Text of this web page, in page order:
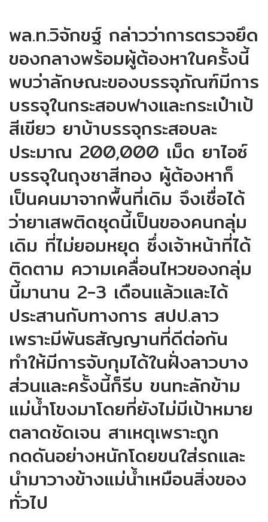
พล.ท.วิจักขฐ์ กล่าวว่าการตรวจยึด
ของกลางพร้อมผู้ต้องหาในครั้งนี้
พบว่าลักษณะของบรรจุภัณฑ์มีการ
บรรจุในกระสอบฟางและกระเป๋าเป้
สีเขียว ยาบ้าบรรจุกระสอบละ
ประมาณ 200,000 เม็ด ยาไอซ์
บรรจุในถุงชาสีทอง ผู้ต้องหาก็
เป็นคนมาจากพื้นที่เดิม จึงเชื่อได้
ว่ายาเสพติดชุดนี้เป็นของคนกลุ่ม
เดิม ที่ไม่ยอมหยุด ซึ่งเจ้าหน้าที่ได้
ติดตาม ความเคลื่อนไหวของกลุ่ม
นี้มานาน 2-3 เดือนแล้วและได้
ประสานกับทางการ สปป.ลาว
เพราะมีพันธสัญญานที่ดีต่อกัน
ทำให้มีการจับกุมได้ในฝั่งลาวบาง
ส่วนและครั้งนี้ก็รีบ ขนทะลักข้าม
แม่น้ำโขงมาโดยที่ยังไม่มีเป้าหมาย
ตลาดชัดเจน สาเหตุเพราะถูก
กดดันอย่างหนักโดยขนใส่รถและ
นำมาวางข้างแม่น้ำเหมือนสิ่งของ
ทั่วไป